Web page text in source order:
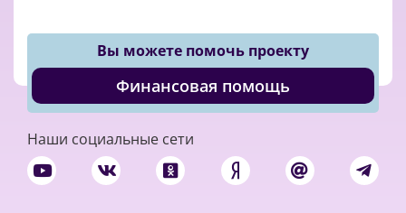
Вы можете помочь проекту
Финансовая помощь
Наши социальные сети